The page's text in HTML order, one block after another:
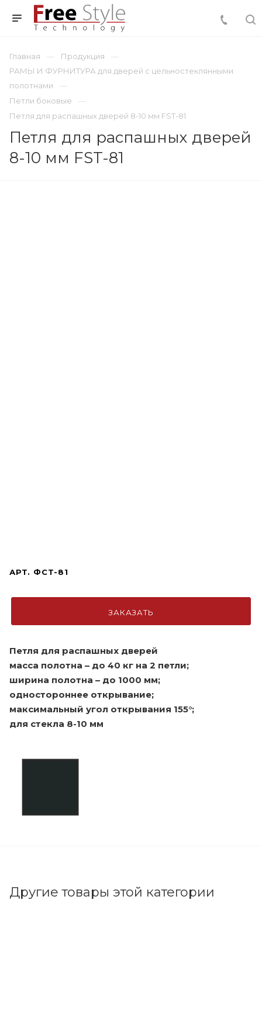
Главная
Продукция
РАМЫ И ФУРНИТУРА для дверей с цельностеклянными
полотнами
Петли боковые
Петля для распашных дверей 8-10 мм FST-81
Петля для распашных дверей
8-10 мм FST-81
АРТ. ФСТ-81
ЗАКАЗАТЬ
Петля для распашных дверей
масса полотна – до 40 кг на 2 петли;
ширина полотна – до 1000 мм;
одностороннее открывание;
максимальный угол открывания 155°;
для стекла 8-10 мм
Другие товары этой категории